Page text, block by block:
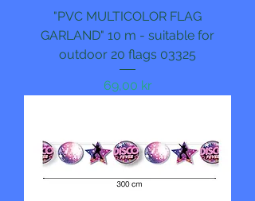
"PVC MULTICOLOR FLAG
GARLAND" 10 m - suitable for
outdoor 20 flags 03325
Pris
69,00 kr